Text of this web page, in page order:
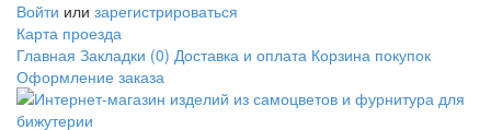
Войти или зарегистрироваться
Карта проезда
Главная Закладки (0) Доставка и оплата Корзина покупок
Оформление заказа